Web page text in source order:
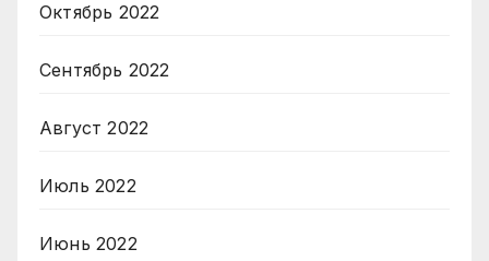
Октябрь 2022
Сентябрь 2022
Август 2022
Июль 2022
Июнь 2022